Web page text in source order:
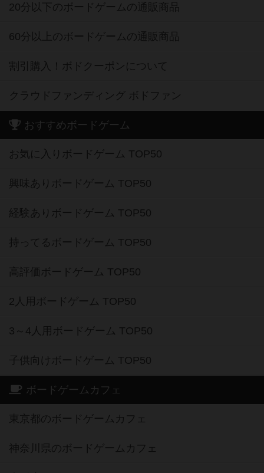
20分以下のボードゲームの通販商品
60分以上のボードゲームの通販商品
割引購入！ボドクーポンについて
クラウドファンディング ボドファン
おすすめボードゲーム
お気に入りボードゲーム TOP50
興味ありボードゲーム TOP50
経験ありボードゲーム TOP50
持ってるボードゲーム TOP50
高評価ボードゲーム TOP50
2人用ボードゲーム TOP50
3～4人用ボードゲーム TOP50
子供向けボードゲーム TOP50
ボードゲームカフェ
東京都のボードゲームカフェ
神奈川県のボードゲームカフェ